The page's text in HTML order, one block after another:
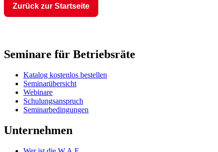
Zurück zur Startseite
Seminare für Betriebsräte
Katalog kostenlos bestellen
Seminarübersicht
Webinare
Schulungsanspruch
Seminarbedingungen
Unternehmen